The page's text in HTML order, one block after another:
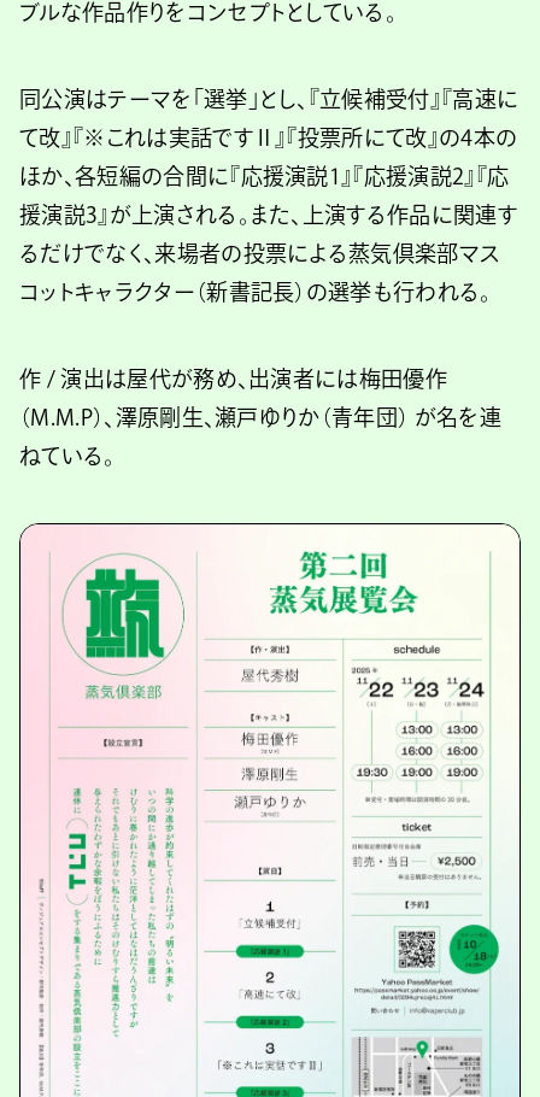
ブルな作品作りをコンセプトとしている。
同公演はテーマを「選挙」とし、『立候補受付』『高速に
て改』『※これは実話ですⅡ』『投票所にて改』の4本の
ほか、各短編の合間に『応援演説1』『応援演説2』『応
援演説3』が上演される。また、上演する作品に関連す
るだけでなく、来場者の投票による蒸気倶楽部マス
コットキャラクター（新書記長）の選挙も行われる。
作 / 演出は屋代が務め、出演者には梅田優作
（M.M.P）、澤原剛生、瀬戸ゆりか（青年団） が名を連
ねている。